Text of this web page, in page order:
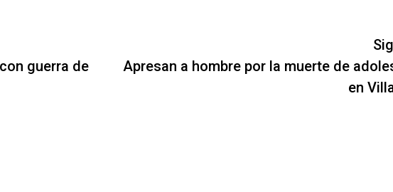
guerra de
Apresan a hombre por la muerte de
en